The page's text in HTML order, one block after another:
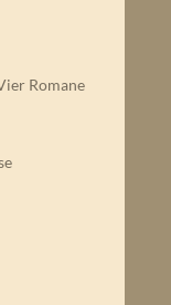
Romane